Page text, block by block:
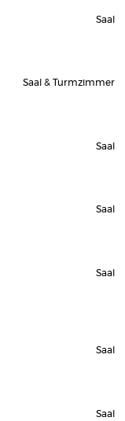
Saal
Saal & Turmzimmer
Saal
Saal
Saal
Saal
Saal